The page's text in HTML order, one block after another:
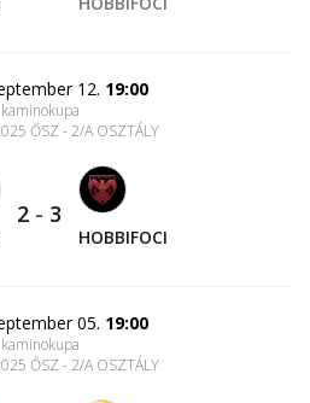
12. 19:00
kaminokupa
ŐSZ - 2/A OSZTÁLY
2 - 3
HOBBIFOCI
05. 19:00
kaminokupa
ŐSZ - 2/A OSZTÁLY